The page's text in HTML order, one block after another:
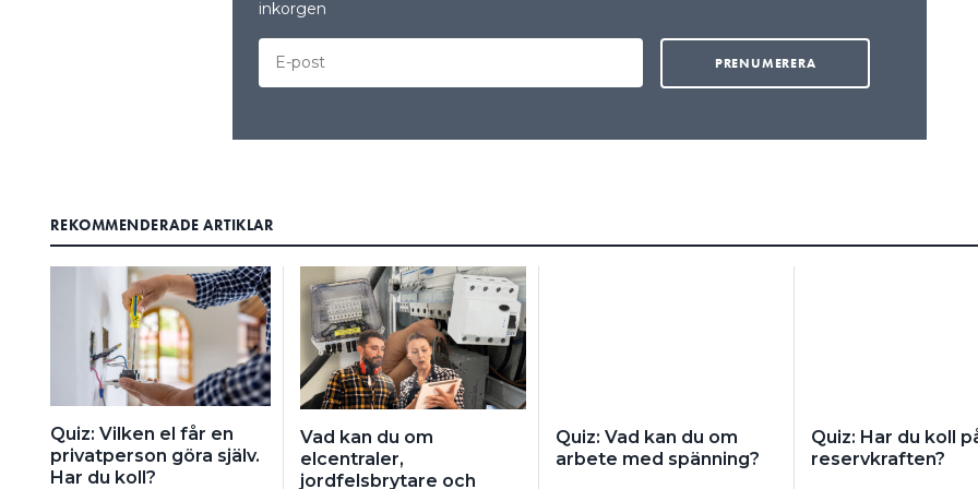
inkorgen
REKOMMENDERADE ARTIKLAR
Quiz: Vilken el får en
privatperson göra själv.
Har du koll?
Vad kan du om
elcentraler,
jordfelsbrytare och
Quiz: Vad kan du om
arbete med spänning?
Quiz: Har du koll
reservkraften?